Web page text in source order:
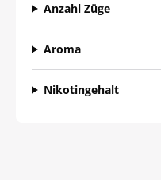
Anzahl Züge
Aroma
Nikotingehalt